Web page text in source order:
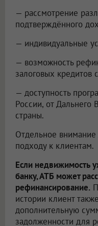
— рассмотрение
подтверждённого
— индивидуальные
— возможность
залоговых кредитов
— доступность
России, от Дальнего
страны.
Отдельное
подходу к клиентам.
Если недвижимость
банку, АТБ может
рефинансирование.
истории клиент
дополнительную
задолженности для